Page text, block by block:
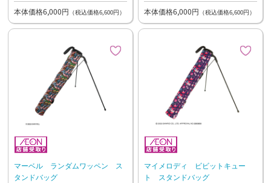
本体価格6,000円 （税込価格6,600円） 本体価格6,000円 （税込価格6,600円）
マーベル ランダムワッペン ス
タンドバッグ
マイメロディ ビビットキュー
ト スタンドバッグ